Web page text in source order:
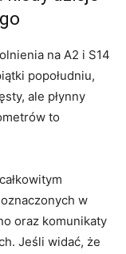
na A2 i S14
popołudniu,
ale płynny
to
w
oraz komunikaty
Jeśli widać, że